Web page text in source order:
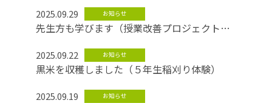
2025.09.29 お知らせ
先生方も学びます（授業改善プロジェクト２
2025.09.22 お知らせ
黒米を収穫しました（５年生稲刈り体験）
2025.09.19 お知らせ